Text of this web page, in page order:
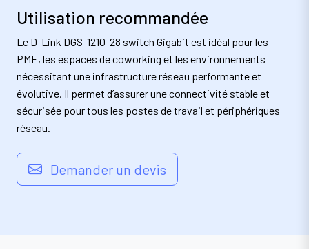
Utilisation recommandée
Le D-Link DGS-1210-28 switch Gigabit est idéal pour les
PME, les espaces de coworking et les environnements
nécessitant une infrastructure réseau performante et
évolutive. Il permet d’assurer une connectivité stable et
sécurisée pour tous les postes de travail et périphériques
réseau.
Demander un devis